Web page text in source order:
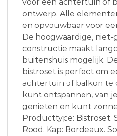
voor een achtertuin of
ontwerp. Alle
en opvouwbaar voor
De hoogwaardige,
constructie maakt
buitenshuis mogelijk.
bistroset is perfect om
achtertuin of balkon te
kunt ontspannen, van
genieten en kunt
Producttype: Bistroset.
Rood. Kap: Bordeaux.